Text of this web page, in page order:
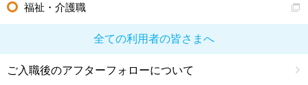
福祉・介護職
全ての利用者の皆さまへ
ご入職後のアフターフォローについて